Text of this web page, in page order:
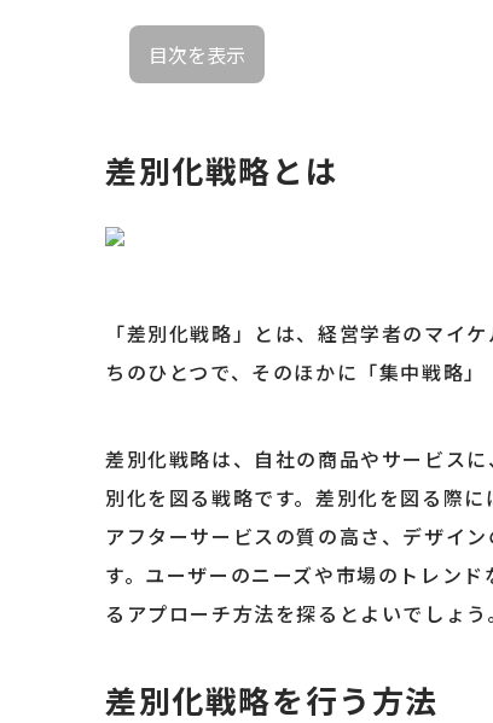
目次を表示
差別化戦略とは
「差別化戦略」とは、経営学者のマイ
ちのひとつで、そのほかに「集中戦略
差別化戦略は、自社の商品やサービス
別化を図る戦略です。差別化を図る際
アフターサービスの質の高さ、デザイ
す。ユーザーのニーズや市場のトレン
るアプローチ方法を探るとよいでしょう。
差別化戦略を行う方法